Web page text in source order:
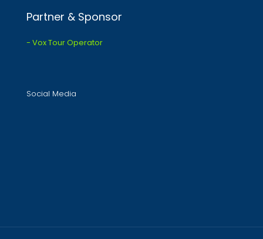
Partner & Sponsor
- Vox Tour Operator
Social Media